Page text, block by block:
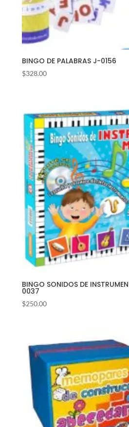
BINGO DE PALABRAS J-0156
$328.00
BINGO SONIDOS DE
0037
$250.00